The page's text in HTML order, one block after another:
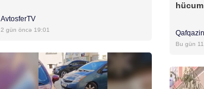
AvtosferTV
2 gün öncə 19:01
Bu gün